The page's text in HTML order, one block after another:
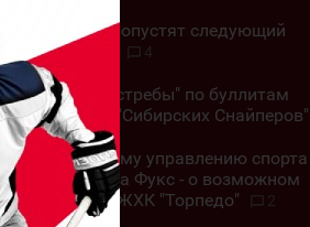
"Челны" пропустят следующий
сезон ВХЛ
4
"Омские Ястребы" по буллитам
обыграли "Сибирских Снайперов"
"Позор всему управлению спорта
ВКО". Алёна Фукс - о возможном
закрытии ЖХК "Торпедо"
2